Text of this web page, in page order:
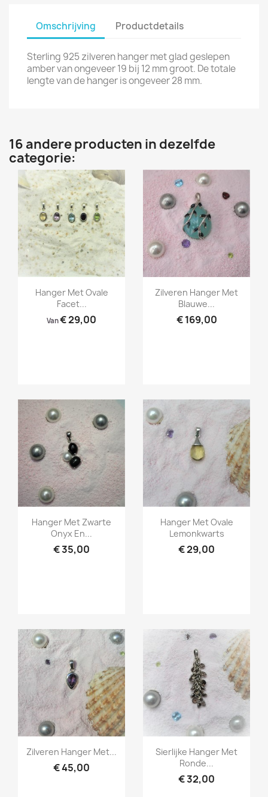
Omschrijving Productdetails
Sterling 925 zilveren hanger met glad geslepen
amber van ongeveer 19 bij 12 mm groot. De totale
lengte van de hanger is ongeveer 28 mm.
16 andere producten in dezelfde
categorie:
Snel bekijken
Hanger Met Ovale
Facet...
Van€ 29,00
Snel bekijken
Zilveren Hanger Met
Blauwe...
€ 169,00
Snel bekijken
Hanger Met Zwarte
Onyx En...
€ 35,00
Snel bekijken
Hanger Met Ovale
Lemonkwarts
€ 29,00
Snel bekijken
Zilveren Hanger Met...
€ 45,00
Snel bekijken
Sierlijke Hanger Met
Ronde...
€ 32,00